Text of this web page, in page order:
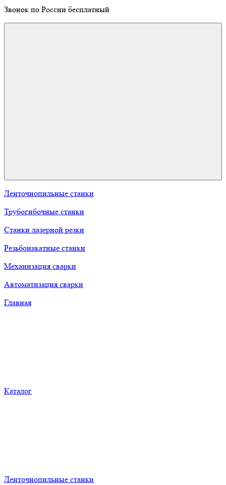
Звонок по России бесплатный
Ленточнопильные станки
Трубогибочные станки
Станки лазерной резки
Резьбонакатные станки
Механизация сварки
Автоматизация сварки
Главная
Каталог
Ленточнопильные станки